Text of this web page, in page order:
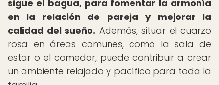
sigue el bagua, para fomentar la armonía
en la relación de pareja y mejorar la
calidad del sueño. Además, situar el cuarzo
rosa en áreas comunes, como la sala de
estar o el comedor, puede contribuir a crear
un ambiente relajado y pacífico para toda la